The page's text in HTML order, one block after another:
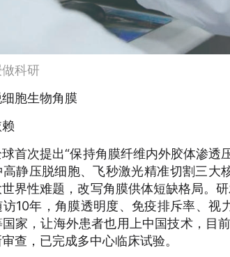
科研
胞生物角膜
首次提出“保持角膜纤维内外胶体渗透
静压脱细胞、飞秒激光精准切割三
界性难题，改写角膜供体短缺格局。
10年，角膜透明度、免疫排斥率、
家，让海外患者也用上中国技术，目
查，已完成多中心临床试验。